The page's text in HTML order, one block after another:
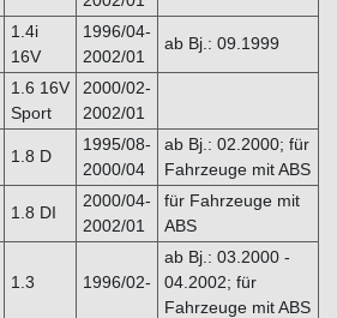
1.4i
16V
1996/04-
2002/01
ab Bj.: 09.1999
1.6 16V
Sport
2000/02-
2002/01
1.8 D
1995/08-
2000/04
ab Bj.: 02.2000; für
Fahrzeuge mit ABS
1.8 DI
2000/04-
2002/01
für Fahrzeuge mit
ABS
1.3 1996/02-
ab Bj.: 03.2000 -
04.2002; für
Fahrzeuge mit ABS